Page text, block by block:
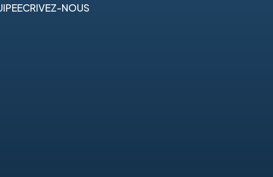
ECRIVEZ-NOUS